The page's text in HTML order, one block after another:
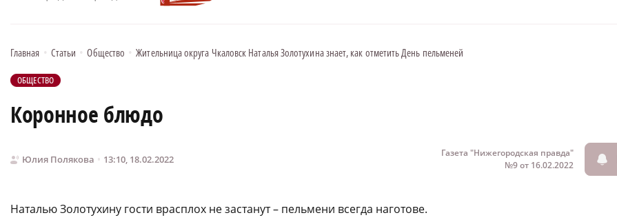
Главная • Статьи • Общество • Жительница округа Чкаловск Наталья Золотухина знает, как отметить День пельменей
ОБЩЕСТВО
Коронное блюдо
Юлия Полякова 13:10, 18.02.2022
Газета "Нижегородская правда"
№9 от 16.02.2022
Наталью Золотухину гости врасплох не застанут – пельмени всегда наготове.